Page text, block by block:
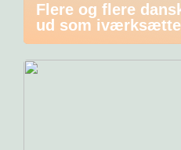
Flere og flere
ud som